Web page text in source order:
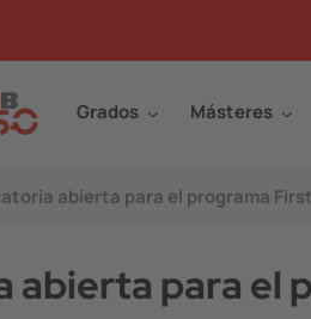
Grados Másteres
abierta para el programa
abierta para el